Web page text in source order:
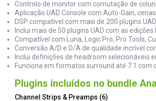
Controlo de monitor com comutação de
Aplicação UAD Console com Auto-Gain,
DSP compatível com mais de 200 plugins
Inclui mais de 50 plugins UAD com as
Compatível com Luna, Logic Pro, Pro Tools,
Conversão A/D e D/A de qualidade incrível
Inclui definições de headroom selecionáveis
Funciona em formatos surround até 7.1 com
Plugins incluídos no bundle
Channel Strips & Preamps (6)